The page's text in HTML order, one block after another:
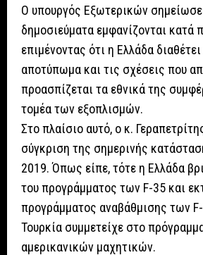
Ο υπουργός Εξωτερικών σημείωσε
δημοσιεύματα εμφανίζονται κατά
επιμένοντας ότι η Ελλάδα
αποτύπωμα και τις σχέσεις που
προασπίζεται τα εθνικά της
τομέα των εξοπλισμών.
Στο πλαίσιο αυτό, ο κ.
σύγκριση της σημερινής
2019. Όπως είπε, τότε η Ελλάδα
του προγράμματος των F-35 και
προγράμματος αναβάθμισης των
Τουρκία συμμετείχε στο
αμερικανικών μαχητικών.